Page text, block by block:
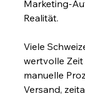
Marketing-
Realität.
Viele
wertvolle
manuelle
Versand,